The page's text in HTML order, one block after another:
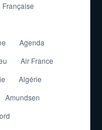
Agenda
Air France
Algérie
Amundsen